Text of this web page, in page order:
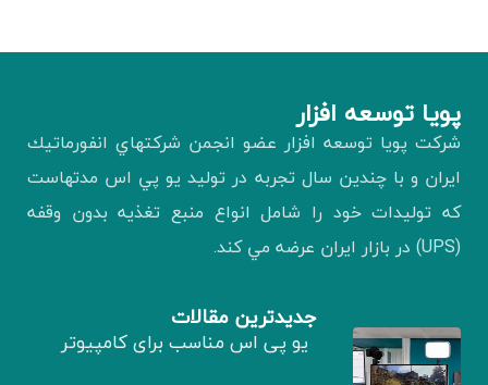
پويا توسعه افزار
شركت پويا توسعه افزار عضو انجمن شركتهاي انفورماتيك
ايران و با چندين سال تجربه در توليد يو پي اس مدتهاست
كه توليدات خود را شامل انواع منبع تغذيه بدون وقفه
(UPS) در بازار ايران عرضه مي كند.
جدیدترین مقالات
یو پی اس مناسب برای کامپیوتر